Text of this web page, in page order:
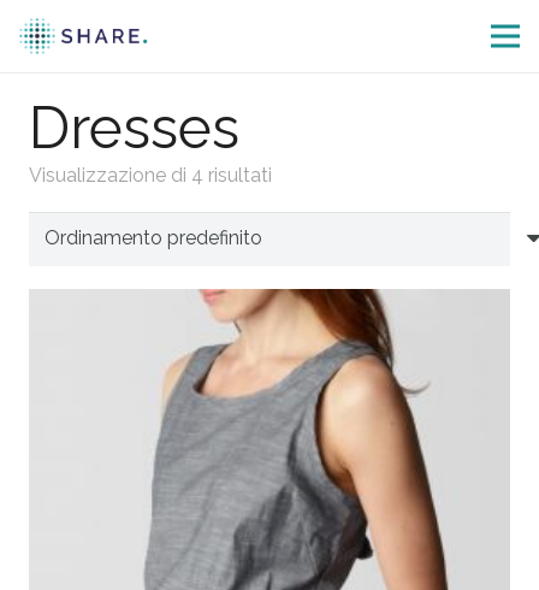
Dresses
Visualizzazione di 4 risultati